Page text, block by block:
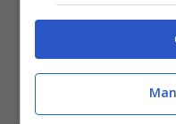
Thijs Dallinga 5
In estrema